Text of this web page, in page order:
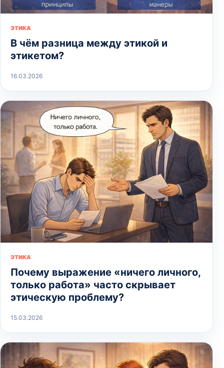
ЭТИКА
В чём разница между этикой и
этикетом?
16.03.2026
ЭТИКА
Почему выражение «ничего личного,
только работа» часто скрывает
этическую проблему?
15.03.2026